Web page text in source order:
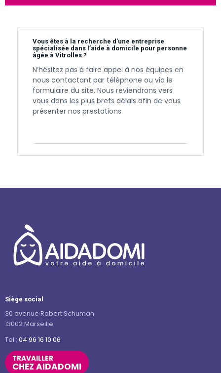
Vous êtes à la recherche d’une entreprise
spécialisée dans l’aide à domicile pour personne
âgée à Vitrolles ?
N’hésitez pas à faire appel à nos équipes en
nous contactant par téléphone ou via le
formulaire du site. Nous reviendrons vers
vous dans les plus brefs délais afin de vous
présenter nos prestations.
Siège social
30 avenue Robert Schuman
13002 Marseille
Tel : 04 96 16 10 06
TRAVAILLER
CHEZ AIDADOMI